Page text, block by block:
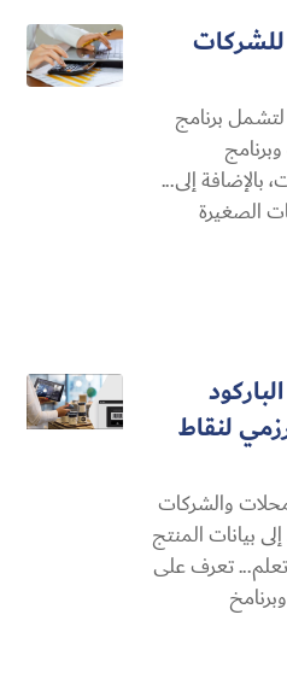
برنامج
بالإضافة إلى...
الصغيرة
لنقاط
والشركات
بيانات المنتج
تعرف على